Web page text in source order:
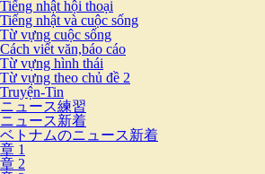
Tiếng nhật hội thoại
Tiếng nhật và cuộc sống
Từ vựng cuộc sống
Cách viết văn,báo cáo
Từ vựng hình thái
Từ vựng theo chủ đề 2
Truyện-Tin
ニュース練習
ニュース新着
ベトナムのニュース新着
章 1
章 2